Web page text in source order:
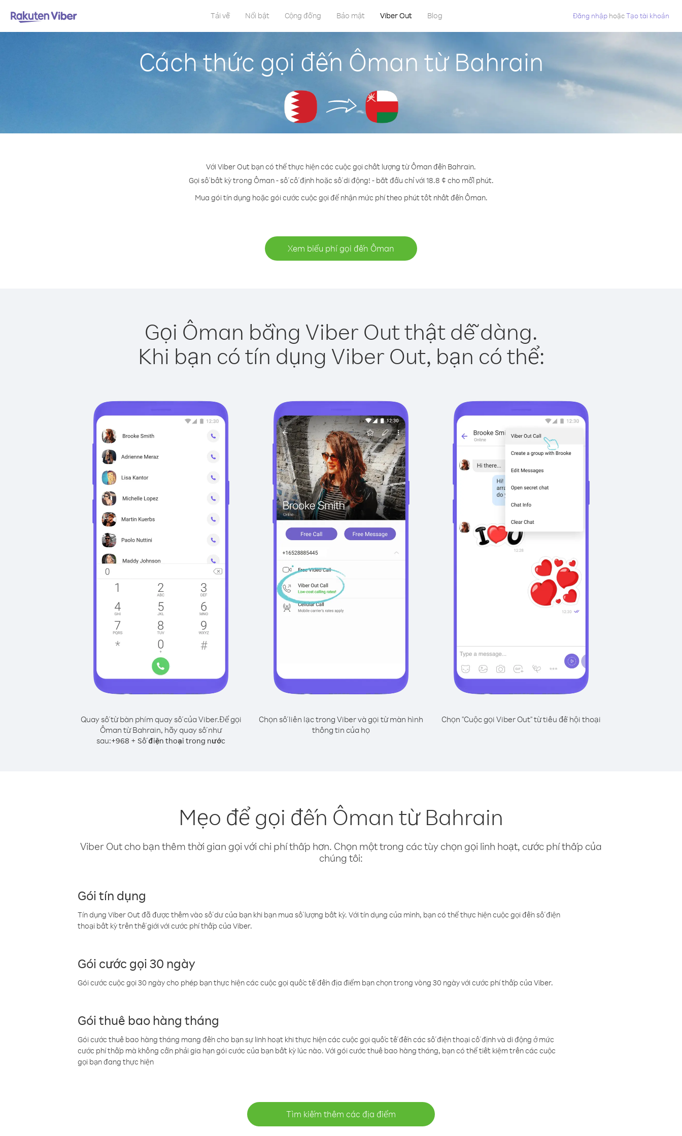
Tải về Nổi bật Cộng đồng Bảo mật Viber Out Blog Đăng nhập hoặcTạo tài khoản
Cách thức gọi đến Ôman từ Bahrain
Với Viber Out bạn có thể thực hiện các cuộc gọi chất lượng từ Ôman đến Bahrain.
Gọi số bất kỳ trong Ôman - số cố định hoặc số di động! - bắt đầu chỉ với 18.8 ¢ cho mỗi phút.
Mua gói tín dụng hoặc gói cước cuộc gọi để nhận mức phí theo phút tốt nhất đến Ôman.
Xem biểu phí gọi đến Ôman
Gọi Ôman bằng Viber Out thật dễ dàng.
Khi bạn có tín dụng Viber Out, bạn có thể:
Quay số từ bàn phím quay số của Viber.Để gọi
Ôman từ Bahrain, hãy quay số như
sau:+968 + Số điện thoại trong nước
Chọn số liên lạc trong Viber và gọi từ màn hình
thông tin của họ
Chọn "Cuộc gọi Viber Out" từ tiêu đề hội thoại
Mẹo để gọi đến Ôman từ Bahrain
Viber Out cho bạn thêm thời gian gọi với chi phí thấp hơn. Chọn một trong các tùy chọn gọi linh hoạt, cước phí thấp của
chúng tôi:
Gói tín dụng
Tín dụng Viber Out đã được thêm vào số dư của bạn khi bạn mua số lượng bất kỳ. Với tín dụng của mình, bạn có thể thực hiện cuộc gọi đến số điện
thoại bất kỳ trên thế giới với cước phí thấp của Viber.
Gói cước gọi 30 ngày
Gói cước cuộc gọi 30 ngày cho phép bạn thực hiện các cuộc gọi quốc tế đến địa điểm bạn chọn trong vòng 30 ngày với cước phí thấp của Viber.
Gói thuê bao hàng tháng
Gói cước thuê bao hàng tháng mang đến cho bạn sự linh hoạt khi thực hiện các cuộc gọi quốc tế đến các số điện thoại cố định và di động ở mức
cước phí thấp mà không cần phải gia hạn gói cước của bạn bất kỳ lúc nào. Với gói cước thuê bao hàng tháng, bạn có thể tiết kiệm trên các cuộc
gọi bạn đang thực hiện
Tìm kiếm thêm các địa điểm